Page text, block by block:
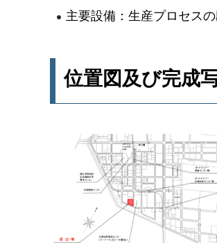
主要設備：生産プロセス
位置図及び完成